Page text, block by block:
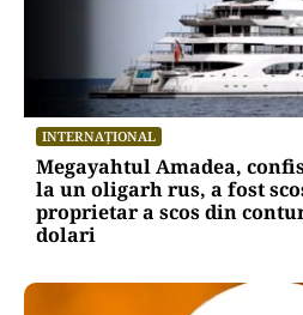
INTERNAȚIONAL
Megayahtul Amadea,
la un oligarh rus, a fost
proprietar a scos din
dolari